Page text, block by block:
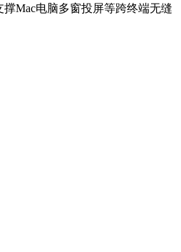
Mac电脑多窗投屏等跨终端无缝